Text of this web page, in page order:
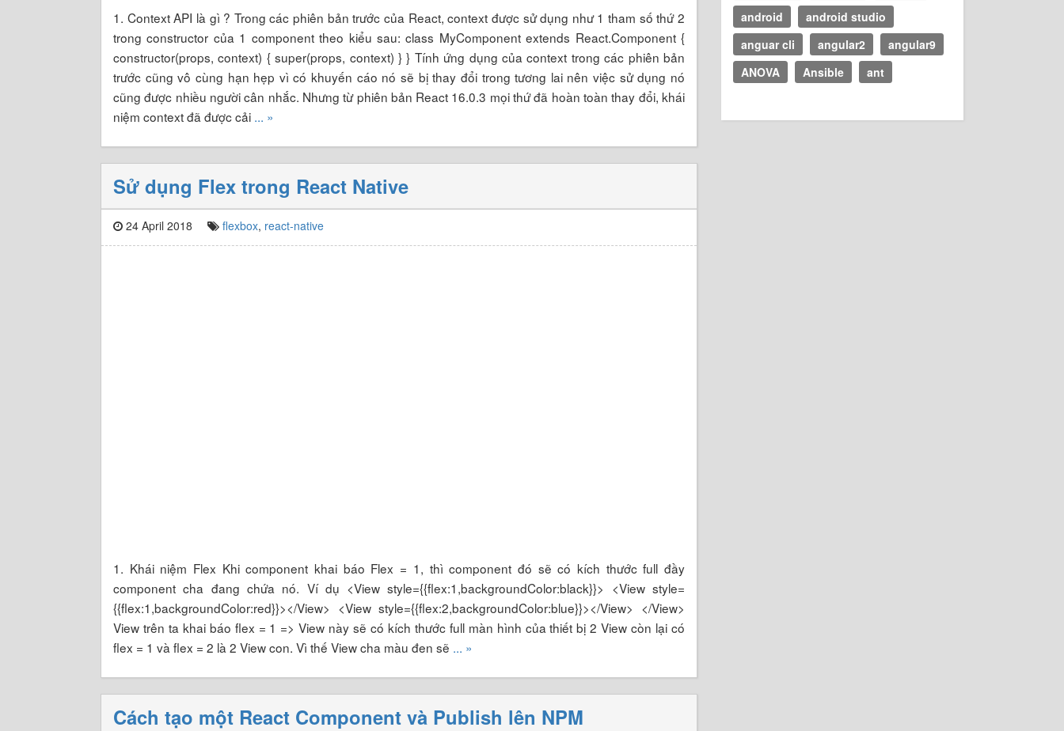
1. Context API là gì ? Trong các phiên bản trước của React, context được sử dụng như 1 tham số thứ 2
trong constructor của 1 component theo kiểu sau: class MyComponent extends React.Component {
constructor(props, context) { super(props, context) } } Tính ứng dụng của context trong các phiên bản
trước cũng vô cùng hạn hẹp vì có khuyến cáo nó sẽ bị thay đổi trong tương lai nên việc sử dụng nó
cũng được nhiều người cân nhắc. Nhưng từ phiên bản React 16.0.3 mọi thứ đã hoàn toàn thay đổi, khái
niệm context đã được cải ... »
Sử dụng Flex trong React Native
24 April 2018 flexbox, react-native
1. Khái niệm Flex Khi component khai báo Flex = 1, thì component đó sẽ có kích thước full đầy
component cha đang chứa nó. Ví dụ <View style={{flex:1,backgroundColor:black}}> <View style=
{{flex:1,backgroundColor:red}}></View> <View style={{flex:2,backgroundColor:blue}}></View> </View>
View trên ta khai báo flex = 1 => View này sẽ có kích thước full màn hình của thiết bị 2 View còn lại có
flex = 1 và flex = 2 là 2 View con. Vì thế View cha màu đen sẽ ... »
Cách tạo một React Component và Publish lên NPM
android
android studio
anguar cli
angular2
angular9
ANOVA
Ansible ant